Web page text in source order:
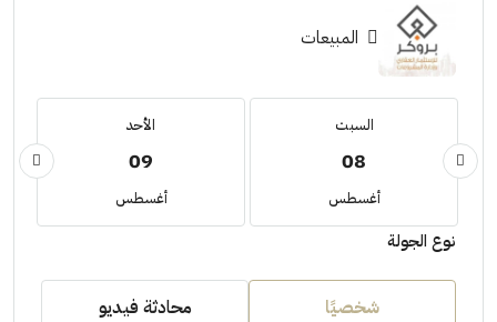
المبيعات
السبت
08
أغسطس
الأحد
09
أغسطس
نوع الجولة
شخصيًا محادثة فيديو